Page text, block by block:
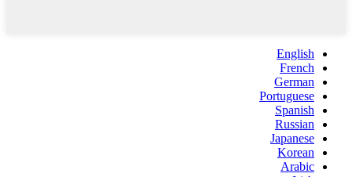
English
French
German
Portuguese
Spanish
Russian
Japanese
Korean
Arabic